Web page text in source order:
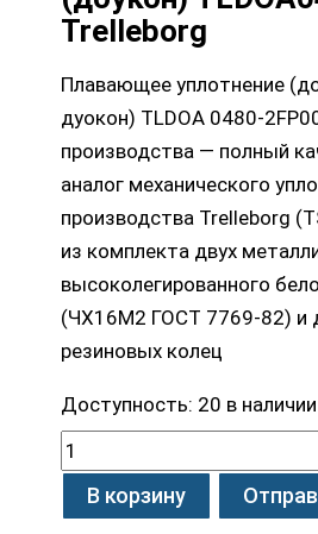
Trelleborg
Плавающее уплотнение
дуокон) TLDOA 0480-
производства — полный
аналог механического
производства Trelleborg
из комплекта двух
высоколегированного
(ЧХ16М2 ГОСТ 7769-82) и
резиновых колец
Доступность: 20 в наличии
В корзину